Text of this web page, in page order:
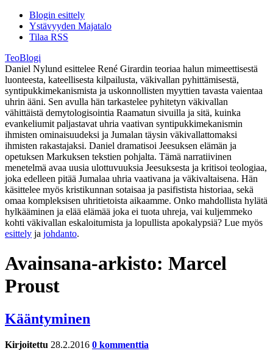
Blogin esittely
Ystävyyden Majatalo
Tilaa RSS
TeoBlogi
Daniel Nylund esittelee René Girardin teoriaa halun mimeettisestä
luonteesta, kateellisesta kilpailusta, väkivallan pyhittämisestä,
syntipukkimekanismista ja uskonnollisten myyttien tavasta vaientaa
uhrin ääni. Sen avulla hän tarkastelee pyhitetyn väkivallan
vähittäistä demytologisointia Raamatun sivuilla ja sitä, kuinka
evankeliumit paljastavat uhria vaativan syntipukkimekanismin
ihmisten ominaisuudeksi ja Jumalan täysin väkivallattomaksi
ihmisten rakastajaksi. Daniel dramatisoi Jeesuksen elämän ja
opetuksen Markuksen tekstien pohjalta. Tämä narratiivinen
menetelmä avaa uusia ulottuvuuksia Jeesuksesta ja kritisoi teologiaa,
joka edelleen pitää Jumalaa uhria vaativana ja väkivaltaisena. Hän
käsittelee myös kristikunnan sotaisaa ja pasifistista historiaa, sekä
omaa kompleksisen uhritietoista aikaamme. Onko mahdollista hylätä
hylkääminen ja elää elämää joka ei tuota uhreja, vai kuljemmeko
kohti väkivallan eskaloitumista ja lopullista apokalypsiä? Lue myös
esittely ja johdanto.
Avainsana-arkisto: Marcel
Proust
Kääntyminen
Kirjoitettu 28.2.2016 0 kommenttia